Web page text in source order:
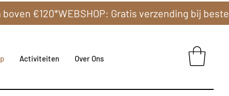
Activiteiten Over Ons